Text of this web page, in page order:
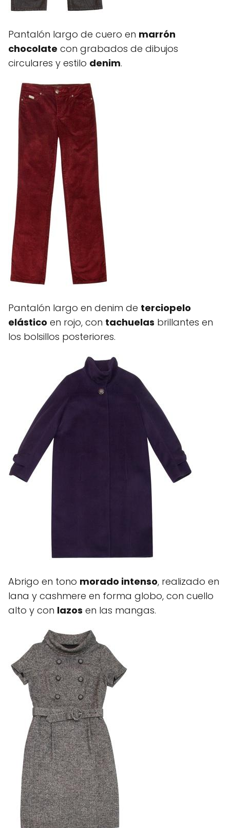
Pantalón largo de cuero en marrón
chocolate con grabados de dibujos
circulares y estilo denim.
Pantalón largo en denim de terciopelo
elástico en rojo, con tachuelas brillantes en
los bolsillos posteriores.
Abrigo en tono morado intenso, realizado en
lana y cashmere en forma globo, con cuello
alto y con lazos en las mangas.